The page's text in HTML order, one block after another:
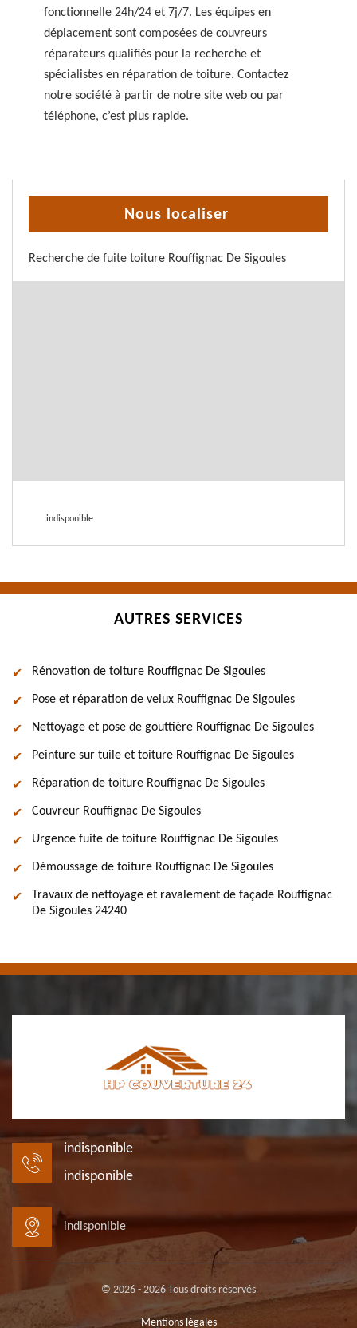
fonctionnelle 24h/24 et 7j/7. Les équipes en
déplacement sont composées de couvreurs
réparateurs qualifiés pour la recherche et
spécialistes en réparation de toiture. Contactez
notre société à partir de notre site web ou par
téléphone, c’est plus rapide.
Nous localiser
Recherche de fuite toiture Rouffignac De Sigoules
indisponible
AUTRES SERVICES
Rénovation de toiture Rouffignac De Sigoules
Pose et réparation de velux Rouffignac De Sigoules
Nettoyage et pose de gouttière Rouffignac De Sigoules
Peinture sur tuile et toiture Rouffignac De Sigoules
Réparation de toiture Rouffignac De Sigoules
Couvreur Rouffignac De Sigoules
Urgence fuite de toiture Rouffignac De Sigoules
Démoussage de toiture Rouffignac De Sigoules
Travaux de nettoyage et ravalement de façade Rouffignac
De Sigoules 24240
indisponible
indisponible
indisponible
© 2026 - 2026 Tous droits réservés
Mentions légales